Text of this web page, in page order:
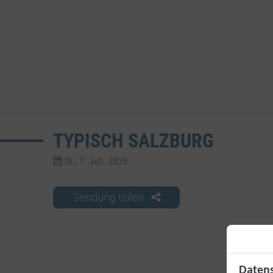
TYPISCH SALZBURG
Di., 7. Juli. 2026
Sendung teilen